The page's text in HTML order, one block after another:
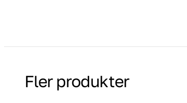
Fler produkter